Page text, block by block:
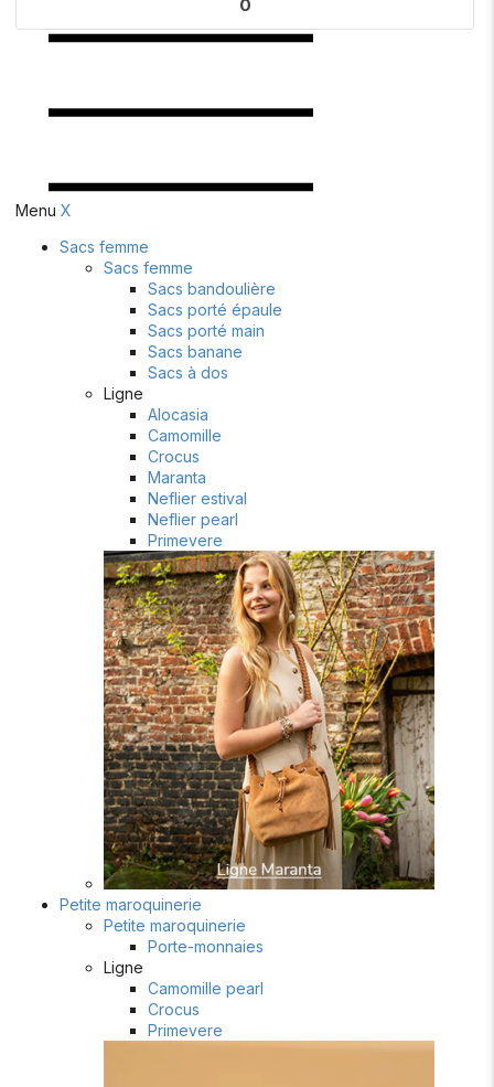
0
Menu X
Sacs femme
Sacs femme
Sacs bandoulière
Sacs porté épaule
Sacs porté main
Sacs banane
Sacs à dos
Ligne
Alocasia
Camomille
Crocus
Maranta
Neflier estival
Neflier pearl
Primevere
Petite maroquinerie
Petite maroquinerie
Porte-monnaies
Ligne
Camomille pearl
Crocus
Primevere